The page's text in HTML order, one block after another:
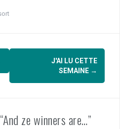
J'AI LU CETTE
SEMAINE →
ze winners are…”